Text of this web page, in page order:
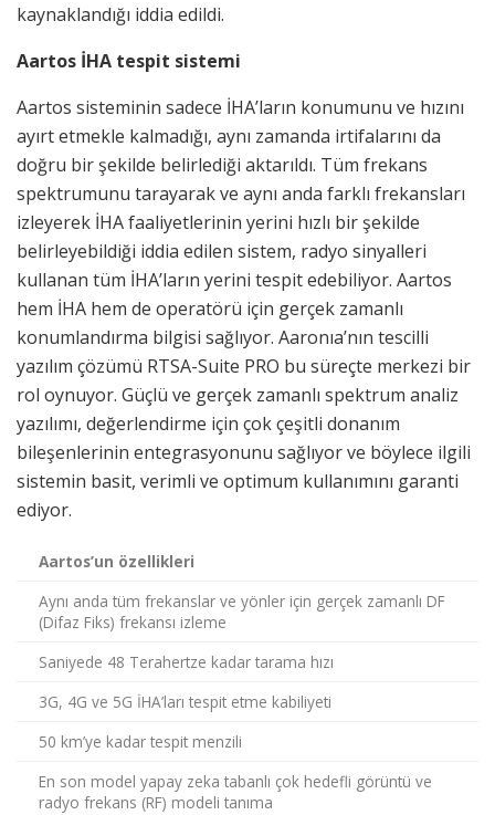
kaynaklandığı iddia edildi.
Aartos İHA tespit sistemi
Aartos sisteminin sadece İHA’ların konumunu ve hızını
ayırt etmekle kalmadığı, aynı zamanda irtifalarını da
doğru bir şekilde belirlediği aktarıldı. Tüm frekans
spektrumunu tarayarak ve aynı anda farklı frekansları
izleyerek İHA faaliyetlerinin yerini hızlı bir şekilde
belirleyebildiği iddia edilen sistem, radyo sinyalleri
kullanan tüm İHA’ların yerini tespit edebiliyor. Aartos
hem İHA hem de operatörü için gerçek zamanlı
konumlandırma bilgisi sağlıyor. Aaronıa’nın tescilli
yazılım çözümü RTSA-Suite PRO bu süreçte merkezi bir
rol oynuyor. Güçlü ve gerçek zamanlı spektrum analiz
yazılımı, değerlendirme için çok çeşitli donanım
bileşenlerinin entegrasyonunu sağlıyor ve böylece ilgili
sistemin basit, verimli ve optimum kullanımını garanti
ediyor.
Aartos’un özellikleri
Aynı anda tüm frekanslar ve yönler için gerçek zamanlı DF
(Difaz Fiks) frekansı izleme
Saniyede 48 Terahertze kadar tarama hızı
3G, 4G ve 5G İHA’ları tespit etme kabiliyeti
50 km’ye kadar tespit menzili
En son model yapay zeka tabanlı çok hedefli görüntü ve
radyo frekans (RF) modeli tanıma